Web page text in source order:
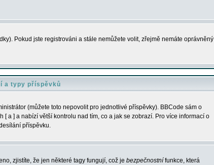
Pokud jste registrováni a stále nemůžete volit, zřejmě nemáte oprávněný
a typy příspěvků
(můžete toto nepovolit pro jednotlivé příspěvky). BBCode sám o
a ] a nabízí větší kontrolu nad tím, co a jak se zobrazí. Pro více informací o
příspěvku.
zjistíte, že jen některé tagy fungují, což je bezpečnostní funkce, která